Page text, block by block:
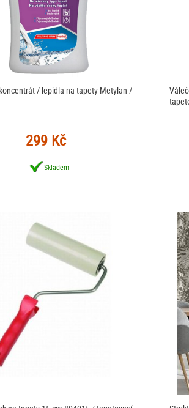
/ lepidla na tapety Metylan /
299 Kč
Skladem